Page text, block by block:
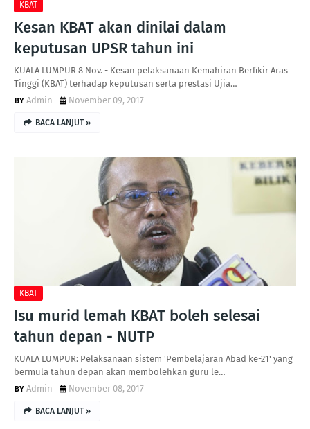
KBAT
Kesan KBAT akan dinilai dalam
keputusan UPSR tahun ini
KUALA LUMPUR 8 Nov. - Kesan pelaksanaan Kemahiran Berfikir Aras
Tinggi (KBAT) terhadap keputusan serta prestasi Ujia…
Admin
November 09, 2017
BACA LANJUT »
KBAT
Isu murid lemah KBAT boleh selesai
tahun depan - NUTP
KUALA LUMPUR: Pelaksanaan sistem 'Pembelajaran Abad ke-21' yang
bermula tahun depan akan membolehkan guru le…
Admin
November 08, 2017
BACA LANJUT »